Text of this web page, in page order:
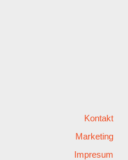
Kontakt
Marketing
Impresum